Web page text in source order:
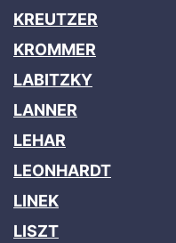
KREUTZER
KROMMER
LABITZKY
LANNER
LEHAR
LEONHARDT
LINEK
LISZT